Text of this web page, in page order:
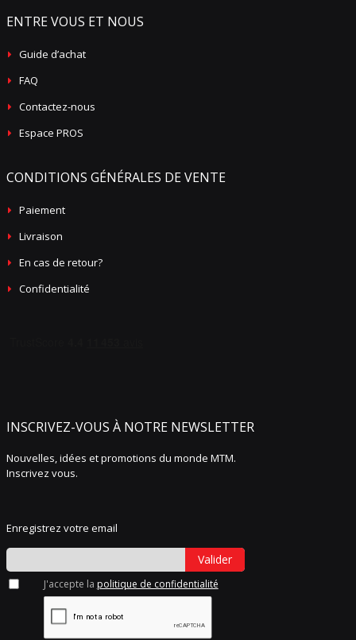
ENTRE VOUS ET NOUS
Guide d’achat
FAQ
Contactez-nous
Espace PROS
CONDITIONS GÉNÉRALES DE VENTE
Paiement
Livraison
En cas de retour?
Confidentialité
INSCRIVEZ-VOUS À NOTRE NEWSLETTER
Nouvelles, idées et promotions du monde MTM.
Inscrivez vous.
Enregistrez votre email
Valider
J'accepte la politique de confidentialité